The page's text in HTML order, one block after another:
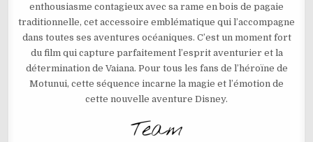
VAIANA
N°1750
enthousiasme contagieux avec sa rame en bois de pagaie
traditionnelle, cet accessoire emblématique qui l’accompagne
dans toutes ses aventures océaniques. C’est un moment fort
du film qui capture parfaitement l’esprit aventurier et la
détermination de Vaiana. Pour tous les fans de l’héroïne de
Motunui, cette séquence incarne la magie et l’émotion de
cette nouvelle aventure Disney.